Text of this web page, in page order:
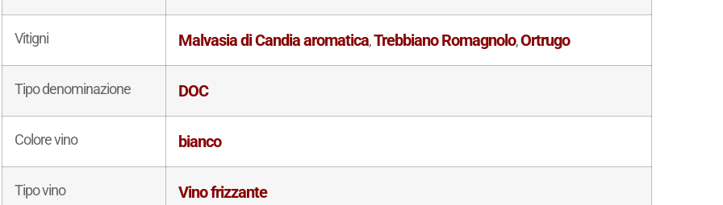
Vitigni Malvasia di Candia aromatica,Trebbiano Romagnolo,Ortrugo
Tipo denominazione DOC
Colore vino bianco
Tipo vino Vino frizzante